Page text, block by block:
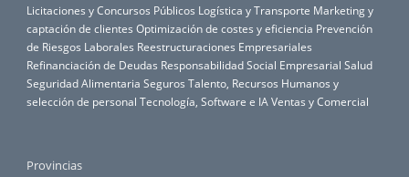
Licitaciones y Concursos Públicos Logística y Transporte Marketing y
captación de clientes Optimización de costes y eficiencia Prevención
de Riesgos Laborales Reestructuraciones Empresariales
Refinanciación de Deudas Responsabilidad Social Empresarial Salud
Seguridad Alimentaria Seguros Talento, Recursos Humanos y
selección de personal Tecnología, Software e IA Ventas y Comercial
Provincias